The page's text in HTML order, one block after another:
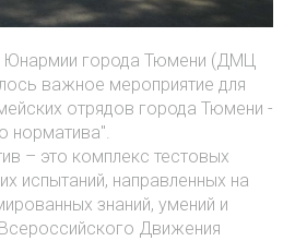
Юнармии города Тюмени (ДМЦ
важное мероприятие для
отрядов города Тюмени -
норматива".
– это комплекс тестовых
испытаний, направленных на
знаний, умений и
Движения